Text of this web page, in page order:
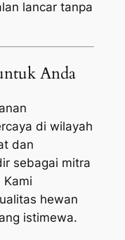
lancar tanpa
Anda
di wilayah
dan
sebagai mitra
Kami
hewan
istimewa.